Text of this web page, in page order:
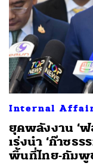
Internal
ยุคพลังงาน ‘ฟ
เร่งนำ ‘ก๊าซธ
พื้นที่ไทย-กัมพู